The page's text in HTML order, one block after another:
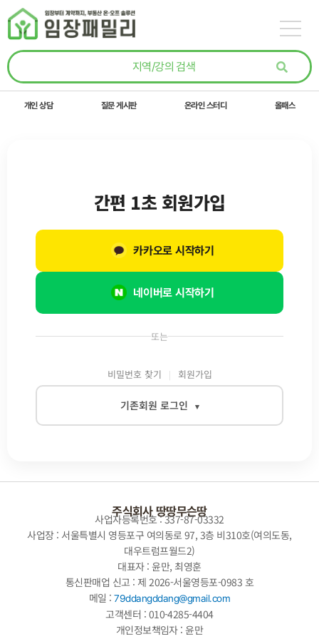
콘텐츠로
건너뛰기
개인 상담 질문 게시판 온라인 스터디 올패스
또는
비밀번호 찾기 회원가입
기존회원 로그인 ▾
로그인
간편 1초 회원가입
네이버로 시작하기
카카오로 시작하기
주식회사 땅땅무슨땅
사업자등록번호 : 337-87-03332
사업장 : 서울특별시 영등포구 여의동로 97, 3층 비310호(여의도동,
대우트럼프월드2)
대표자 : 윤만, 최영훈
통신판매업 신고 : 제 2026-서울영등포-0983 호
메일 :79ddangddang@gmail.com
고객센터 : 010-4285-4404
개인정보책임자 : 윤만